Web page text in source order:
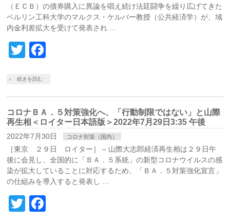
（ＥＣＢ）の債券購入に異論を唱え続け法廷闘争を繰り広げてきた
ベルリン工科大学のマルクス・ケルバー教授（公共経済学）が、域
内金利差拡大を受けて発表され …
Twitter
続きを読む
コロナＢＡ．５対策強化へ、「行動制限ではない」と山際
再生相＜ロイター日本語版＞2022年7月29日3:35 午後
2022年7月30日 コロナ対策（国内）
［東京 ２９日 ロイター］ – 山際大志郎経済再生相は２９日午
後に会見し、全国的に「ＢＡ．５系統」の新型コロナウイルスの感
染が拡大していることに対応するため、「ＢＡ．５対策強化宣言」
の仕組みを導入すると発表し …
Twitter